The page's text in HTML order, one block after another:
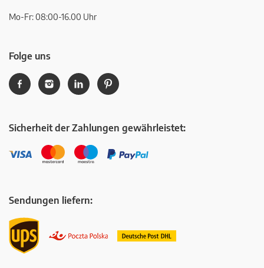
Mo-Fr: 08:00-16.00 Uhr
Folge uns
Sicherheit der Zahlungen gewährleistet:
Sendungen liefern: